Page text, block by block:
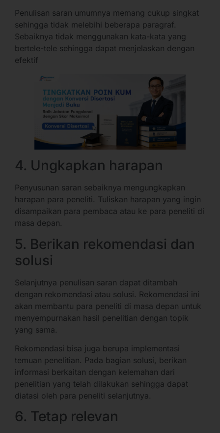
Penulisan saran umumnya memang cukup singkat
sehingga tidak melebihi beberapa paragraf.
Sebaiknya tidak menggunakan kata-kata yang
bertele-tele sehingga dapat menjelaskan dengan
efektif
4. Ungkapkan harapan
Penyusunan saran sebaiknya mengungkapkan
harapan para peneliti. Tuliskan harapan yang ingin
disampaikan para pembaca atau ke para peneliti di
masa depan.
5. Berikan rekomendasi dan
solusi
Selanjutnya penulisan saran dapat ditambah
dengan rekomendasi atau solusi. Rekomendasi ini
akan membantu para peneliti di masa depan untuk
menyempurnakan hasil penelitian dengan topik
yang sama.
Rekomendasi bisa juga berupa implementasi
temuan penelitian. Pada bagian solusi, berikan
informasi berkaitan dengan kelemahan dari
penelitian yang telah dilakukan sehingga dapat
diatasi oleh para peneliti selanjutnya.
6. Tetap relevan